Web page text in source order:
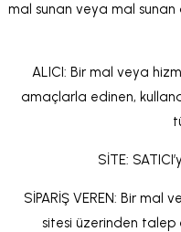
mal sunan veya mal sunan
ALICI: Bir mal veya
amaçlarla edinen,
SİTE:
SİPARİŞ VEREN: Bir mal
sitesi üzerinden